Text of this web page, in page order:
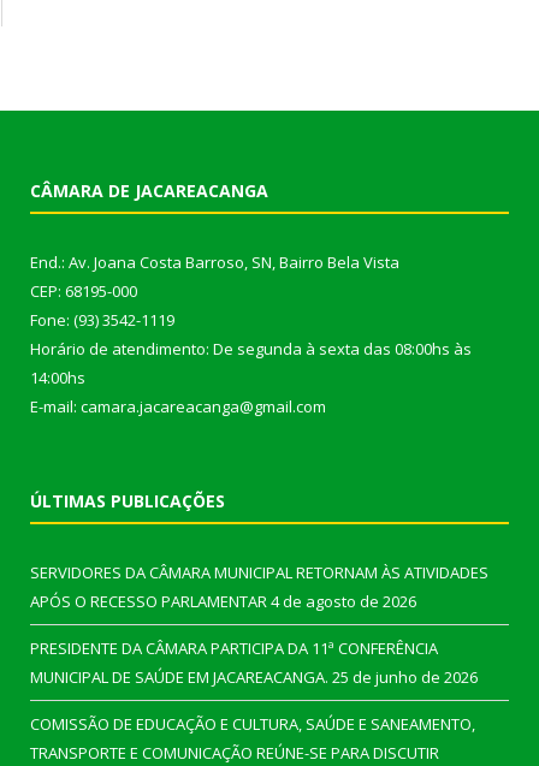
CÂMARA DE JACAREACANGA
End.: Av. Joana Costa Barroso, SN, Bairro Bela Vista
CEP: 68195-000
Fone: (93) 3542-1119
Horário de atendimento: De segunda à sexta das 08:00hs às
14:00hs
E-mail: camara.jacareacanga@gmail.com
ÚLTIMAS PUBLICAÇÕES
SERVIDORES DA CÂMARA MUNICIPAL RETORNAM ÀS ATIVIDADES
APÓS O RECESSO PARLAMENTAR4 de agosto de 2026
PRESIDENTE DA CÂMARA PARTICIPA DA 11ª CONFERÊNCIA
MUNICIPAL DE SAÚDE EM JACAREACANGA. 25 de junho de 2026
COMISSÃO DE EDUCAÇÃO E CULTURA, SAÚDE E SANEAMENTO,
TRANSPORTE E COMUNICAÇÃO REÚNE-SE PARA DISCUTIR